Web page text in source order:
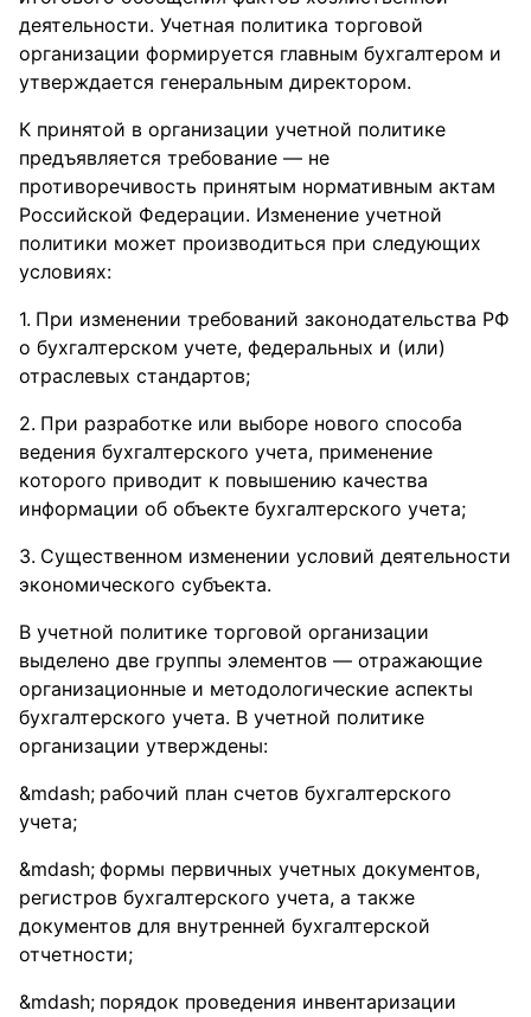
деятельности. Учетная политика торговой
организации формируется главным бухгалтером и
утверждается генеральным директором.
К принятой в организации учетной политике
предъявляется требование — не
противоречивость принятым нормативным актам
Российской Федерации. Изменение учетной
политики может производиться при следующих
условиях:
При изменении требований законодательства РФ
о бухгалтерском учете, федеральных и (или)
отраслевых стандартов;
При разработке или выборе нового способа
ведения бухгалтерского учета, применение
которого приводит к повышению качества
информации об объекте бухгалтерского учета;
Существенном изменении условий деятельности
экономического субъекта.
В учетной политике торговой организации
выделено две группы элементов — отражающие
организационные и методологические аспекты
бухгалтерского учета. В учетной политике
организации утверждены:
рабочий план счетов бухгалтерского
учета;
формы первичных учетных документов,
регистров бухгалтерского учета, а также
документов для внутренней бухгалтерской
отчетности;
порядок проведения инвентаризации